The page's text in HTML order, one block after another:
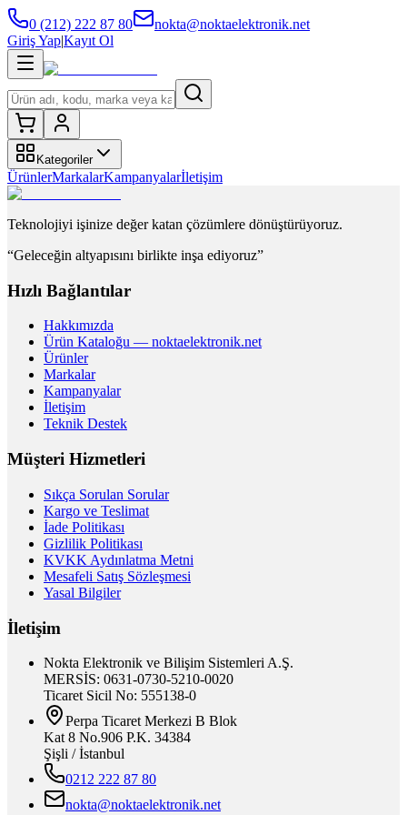
0 (212) 222 87 80
nokta@noktaelektronik.net
Giriş Yap|Kayıt Ol
Kategoriler
ÜrünlerMarkalarKampanyalarİletişim
Teknolojiyi işinize değer katan çözümlere dönüştürüyoruz.
“Geleceğin altyapısını birlikte inşa ediyoruz”
Hızlı Bağlantılar
Hakkımızda
Ürün Kataloğu — noktaelektronik.net
Ürünler
Markalar
Kampanyalar
İletişim
Teknik Destek
Müşteri Hizmetleri
Sıkça Sorulan Sorular
Kargo ve Teslimat
İade Politikası
Gizlilik Politikası
KVKK Aydınlatma Metni
Mesafeli Satış Sözleşmesi
Yasal Bilgiler
İletişim
Nokta Elektronik ve Bilişim Sistemleri A.Ş.
MERSİS: 0631-0730-5210-0020
Ticaret Sicil No: 555138-0
Perpa Ticaret Merkezi B Blok
Kat 8 No.906 P.K. 34384
Şişli / İstanbul
0212 222 87 80
nokta@noktaelektronik.net